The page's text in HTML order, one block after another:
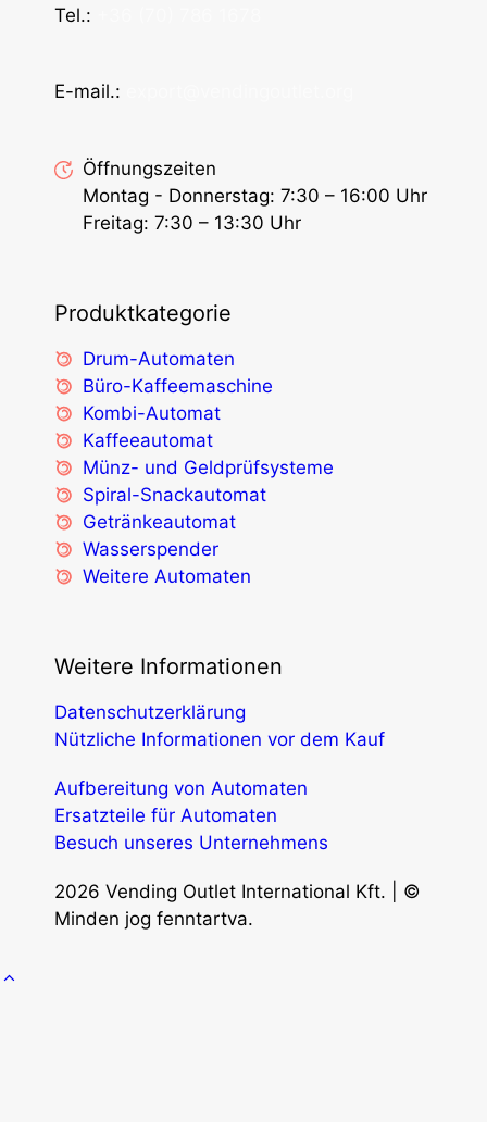
Tel.:
E-mail.:
Öffnungszeiten
Montag - Donnerstag: 7:30 – 16:00 Uhr
Freitag: 7:30 – 13:30 Uhr
Produktkategorie
Drum-Automaten
Büro-Kaffeemaschine
Kombi-Automat
Kaffeeautomat
Münz- und Geldprüfsysteme
Spiral-Snackautomat
Getränkeautomat
Wasserspender
Weitere Automaten
Weitere Informationen
Datenschutzerklärung
Nützliche Informationen vor dem Kauf
Aufbereitung von Automaten
Ersatzteile für Automaten
Besuch unseres Unternehmens
2026 Vending Outlet International Kft. | ©
Minden jog fenntartva.